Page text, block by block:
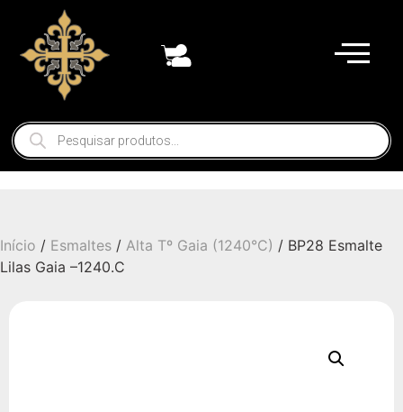
Início / Esmaltes / Alta Tº Gaia (1240°C) / BP28 Esmalte
Lilas Gaia –1240.C